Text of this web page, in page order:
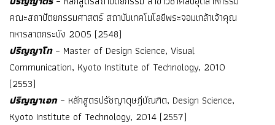
คณะสถาปัตยกรรมศาสตร์ สถาบันเทคโนโลยีพระจอมเกล้าเจ้าคุณ
ทหารลาดกระบัง 2005 (2548)
ปริญญาโท– Master of Design Science, Visual
Communication, Kyoto Institute of Technology, 2010
(2553)
ปริญญาเอก– หลักสูตรปรัชญาดุษฎีบัณฑิต, Design Science,
Kyoto Institute of Technology, 2014 (2557)